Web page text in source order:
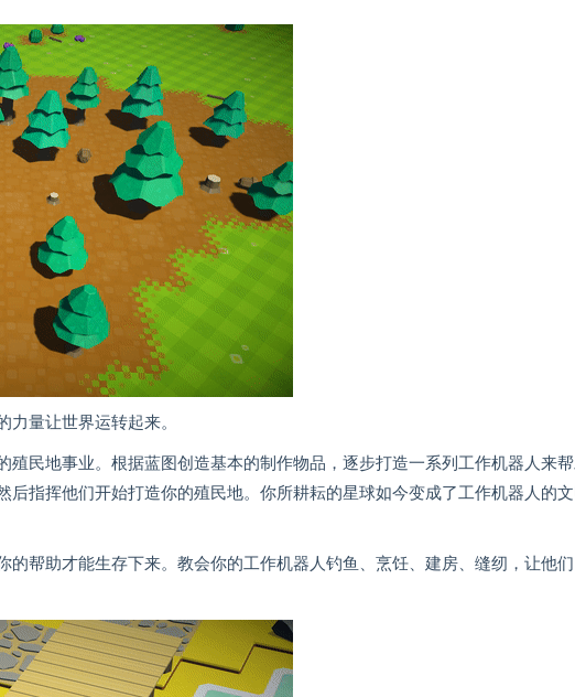
力量让世界运转起来。
殖民地事业。根据蓝图创造基本的制作物品，逐步打造一系列工作机器人来
后指挥他们开始打造你的殖民地。你所耕耘的星球如今变成了工作机器人的
的帮助才能生存下来。教会你的工作机器人钓鱼、烹饪、建房、缝纫，让他